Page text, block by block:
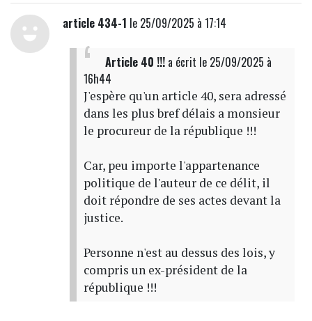
article 434-1 le 25/09/2025 à 17:14
Article 40 !!!a écrit le 25/09/2025 à
16h44
J'espère qu'un article 40, sera adressé
dans les plus bref délais a monsieur
le procureur de la république !!!
Car, peu importe l'appartenance
politique de l'auteur de ce délit, il
doit répondre de ses actes devant la
justice.
Personne n'est au dessus des lois, y
compris un ex-président de la
république !!!